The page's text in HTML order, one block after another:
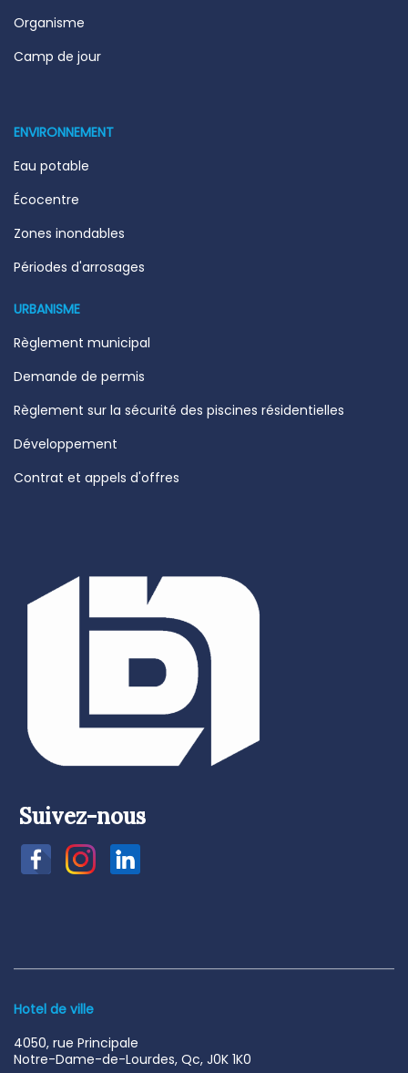
Organisme
Camp de jour
ENVIRONNEMENT
Eau potable
Écocentre
Zones inondables
Périodes d'arrosages
URBANISME
Règlement municipal
Demande de permis
Règlement sur la sécurité des piscines résidentielles
Développement
Contrat et appels d'offres
Suivez-nous
Hotel de ville
4050, rue Principale
Notre-Dame-de-Lourdes, Qc, J0K 1K0